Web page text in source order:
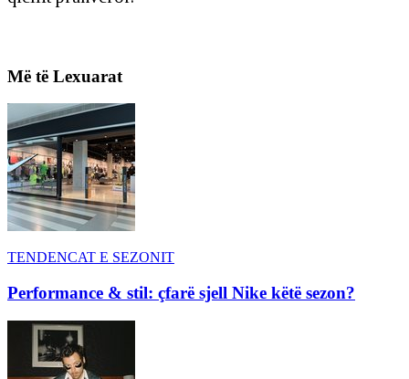
Më të Lexuarat
TENDENCAT E SEZONIT
Performance & stil: çfarë sjell Nike këtë sezon?